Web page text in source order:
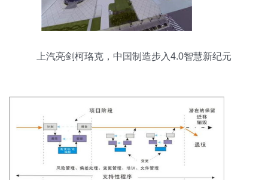
上汽亮剑柯珞克，中国制造步入4.0智慧新纪元